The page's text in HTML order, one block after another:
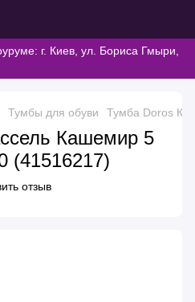
г. Киев, ул. Бориса Гмыри,
Тумбы для обуви Тумба Doros
Кашемир 5
(41516217)
отзыв